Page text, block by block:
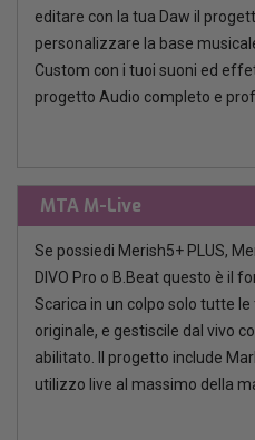
editare con la tua Daw il
personalizzare la base
Custom con i tuoi suoni ed
progetto Audio completo e
MTA M-Live
Se possiedi Merish5+ PLUS,
DIVO Pro o B.Beat questo è il
Scarica in un colpo solo tutte
originale, e gestiscile dal vivo
abilitato. Il progetto include
utilizzo live al massimo della